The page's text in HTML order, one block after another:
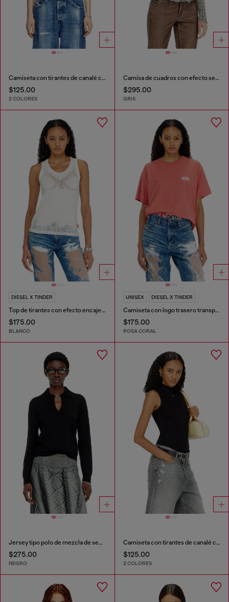
Camiseta con tirantes de canalé con medio cuello alto
$125.00
2 COLORES
Camisa de cuadros con efecto seersucker
$295.00
GRIS
DIESEL X TINDER
Top de tirantes con efecto encaje devoré
$175.00
BLANCO
UNISEX DIESEL X TINDER
Camiseta con logo trasero transparente
$175.00
ROSA CORAL
Jersey tipo polo de mezcla de seda con placa Oval D
$275.00
NEGRO
Camiseta con tirantes de canalé con medio cuello alto
$125.00
2 COLORES